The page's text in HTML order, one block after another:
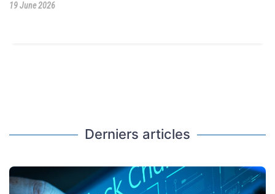
19 June 2026
Derniers articles